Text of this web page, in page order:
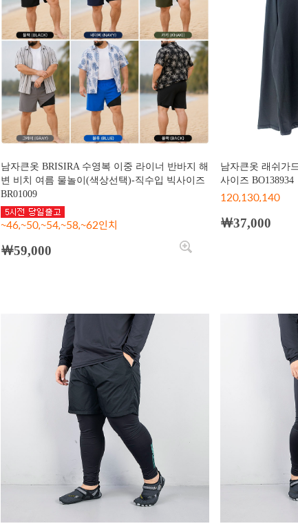
남자큰옷 BRISIRA 수영복 이중 라이너 반바지 해
변 비치 여름 물놀이(색상선택)-직수입 빅사이즈
BR01009
~46,~50,~54,~58,~62인치
￦59,000
남자큰옷 래쉬가
사이즈 BO138934
120,130,140
￦37,000